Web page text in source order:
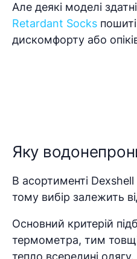
Але деякі моделі
Retardant Socks
дискомфорту або
Яку
В асортименті Dexshell
тому вибір залежить
Основний критерій
термометра, тим товщі
тепло всередині одягу.